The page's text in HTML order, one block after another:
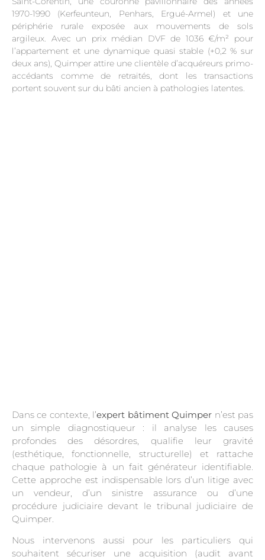
1970-1990 (Kerfeunteun, Penhars, Ergué-Armel) et une
périphérie rurale exposée aux mouvements de sols
argileux. Avec un prix médian DVF de 1036 €/m² pour
l’appartement et une dynamique quasi stable (+0,2 % sur
deux ans), Quimper attire une clientèle d’acquéreurs primo-
accédants comme de retraités, dont les transactions
portent souvent sur du bâti ancien à pathologies latentes.
Dans ce contexte, l’expert bâtiment Quimper n’est pas
un simple diagnostiqueur : il analyse les causes
profondes des désordres, qualifie leur gravité
(esthétique, fonctionnelle, structurelle) et rattache
chaque pathologie à un fait générateur identifiable.
Cette approche est indispensable lors d’un litige avec
un vendeur, d’un sinistre assurance ou d’une
procédure judiciaire devant le tribunal judiciaire de
Quimper.
Nous intervenons aussi pour les particuliers qui
souhaitent sécuriser une acquisition (audit avant